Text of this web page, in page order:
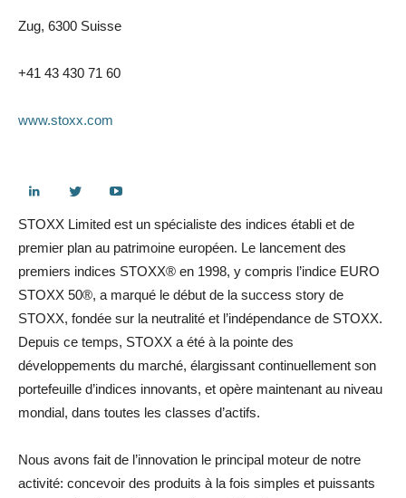
Zug, 6300 Suisse
+41 43 430 71 60
www.stoxx.com
STOXX Limited est un spécialiste des indices établi et de
premier plan au patrimoine européen. Le lancement des
premiers indices STOXX® en 1998, y compris l’indice EURO
STOXX 50®, a marqué le début de la success story de
STOXX, fondée sur la neutralité et l’indépendance de STOXX.
Depuis ce temps, STOXX a été à la pointe des
développements du marché, élargissant continuellement son
portefeuille d’indices innovants, et opère maintenant au niveau
mondial, dans toutes les classes d’actifs.
Nous avons fait de l’innovation le principal moteur de notre
activité: concevoir des produits à la fois simples et puissants